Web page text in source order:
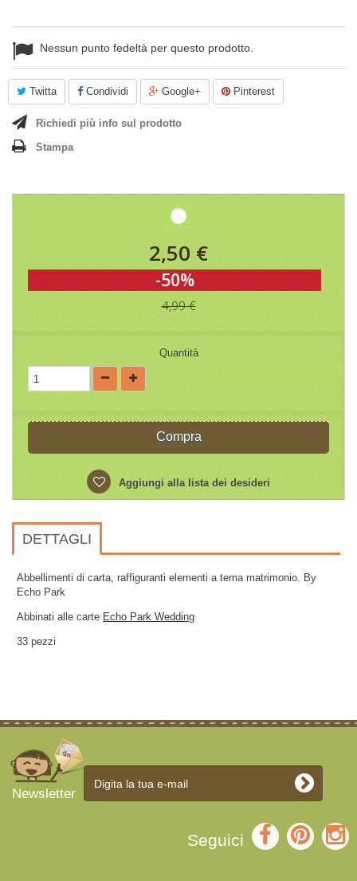
Nessun punto fedeltà per questo prodotto.
Twitta Condividi Google+ Pinterest
Richiedi più info sul prodotto
Stampa
2,50 €
-50%
4,99 €
Quantità
Compra
Aggiungi alla lista dei desideri
DETTAGLI
Abbellimenti di carta, raffiguranti elementi a tema matrimonio. By
Echo Park
Abbinati alle carte Echo Park Wedding
33 pezzi
Newsletter
Seguici